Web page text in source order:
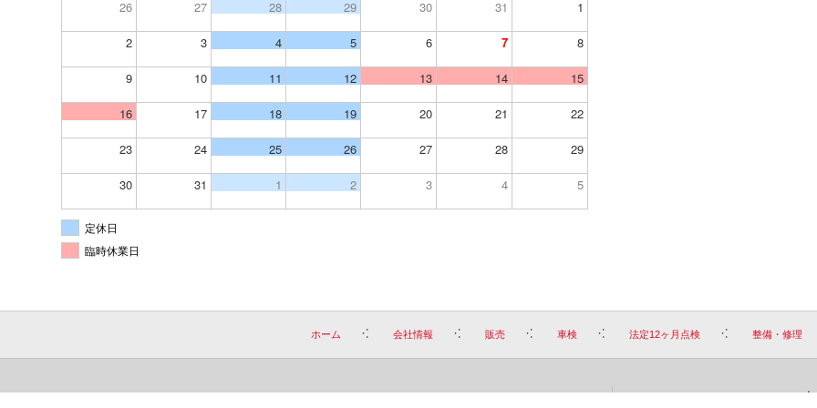
26 27 28 29 30 31 1
2 3 4 5 6 7 8
9 10 11 12 13 14 15
16 17 18 19 20 21 22
23 24 25 26 27 28 29
30 31 1 2 3 4 5
定休日
臨時休業日
ホーム 会社情報 販売 車検 法定12ヶ月点検 整備・修理